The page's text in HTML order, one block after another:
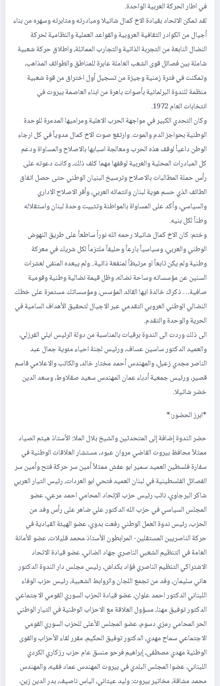
في اطار الحركة العربية الواحدة.
لقد تمكن الاتحاد بقيادة الاخ كمال شاتيلا ومبادرته ومثابرته وسهره من بناء
أجيال من الكوادر الثقافية العروبية والقواعد العملية والنظامية لحركة
النضال النابعة من التجربة الذاتية والتجارب المماثلة، واطلاق حركة شعبية
شاملة بين فصائل قوى الشعب العاملة عابرة للمناطق والطوائف المذاهب،
وتمكنت في فترة زمنية وجيزة من تسجيل أول اختراق من قوة شعبية
منظمة للندوة البرلمانية بأصوات باهرة من ابناء العاصمة بيروت في
انتخابات العام 1972.
وكان التحدي الكبير في مواجهة الحرب الاهلية ومراميها المدمرة للوحدة
الوطنية بحواجز الدم والموت. وارتفع صوت الاخ كمال مدوياً في كل ارجاء
الوطن داعياً لوقف هذه الحرب ومعالجة اسبابها بالاصلاح والمساواة ودعم
كل المبادرات المحلية والعربية لوقفها مهما كلف ذلك، وكانت دعوته على
رأس حملة المطالبات بالاصلاح وترسيخ البنيان الوطني حتى حصل اتفاق
الطائف الذي حسم هوية لبنان وانتمائه العربي، وأقر الاصلاح الاداري
والسياسي، وأكد على المساواة بالمواطنة وتثبيت وحدة لبنان واستقلاله
وطناً لكل بنيه.
وختم: كان الاخ كمال شاتيلا رحمه الله نوراً ساطعاً على طريق النهوض
الوطني والعربي، وسياسياً بارعاً وحليفاً ملتزماً لكل شريك في معركة
وطنية ولم يكن تابعاً او مرتبطاً لمنفعة ذاتية.. ولم يبعده المنفى لعشرات
السنين عن مؤسساته وساحة نضاله، وظل قيمة نضالية وطنية وقومية
صافية… ذكراك خالدة ايها القائد المؤسس، ومؤسساتك مستمرة على خطك
النضالي الوطني العروبي التقدمي عبر الاجيال لتحقيق الأهداف السامية في
الحرية والوحدة والتقدم.
الى ذلك وردت الى الندوة برقيات بالمناسبة من دولة الرئيس ايلي الفرزلي،
والعميد الدكتور ساسين عساف، ورئيس لجنة احياء مئوية جمال عبد
الناصر مجدي زعبل، والمهندس أحمد مختار خالد، والكاتب والاعلامي قاسم
قصير، ورئيس جمعية أدباء عمان المهندس سعيد صقلاوط، وسعد الدين
خضر شاتيلا.
*ابرز الحضور:*
حضر الندوة إضافة إلى المتحدثين والشيخ بلال الملا: الأستاذ هيثم الصياد
ممثلاً محافظ بيروت القاضي مروان عبود، مستشار العلاقات الوطنية في
سفارة فلسطين العميد سمير ابو عفش ممثلاً أمين سر حركة فتح وأمين سر
الفصائل الفلسطينية في لبنان العميد فتحي ابو العردات، رئيس التيار العربي
شاكر البرجاوي، نائب رئيس حزب الإتحاد المحامي احمد مرعي، عضو
المجلس السياسي في حزب الله الدكتور علي ضاهر على رأس وفد من
الحزب، رئيس ندوة العمل الوطني رفعت بدوي، عضو الهيئة القيادية في
حركة الناصريين المستقلين- المرابطون الأستاذ محمد قليلات، عضو الأمانة
العامة في التنظيم الشعبي الناصري جهاد الضاني، عضو قيادة الاتحاد
الاشتراكي التنظيم الناصري فؤاد بكداش، رئيس مجلس دار الندوة الدكتور
هاني سليمان، وفد من تجمع اللجان والروابط الشعبية، رئيس حزب الوفاء
اللبناني الدكتور احمد علوان، عضو قيادة الحزب السوري القومي الاجتماعي
الدكتور توفيق مهنا، مسؤول العلاقة مع الاحزاب الوطنية في التيار الوطني
الحر المحامي رمزي دسوم، عضو المجلس الأعلى للحزب السوري القومي
الاجتماعي سماح مهدي، الدكتور توفيق الحكيم، مقرر لقاء الأحزاب والقوى
الوطنية مهدي مصطفى، إبراهيم فرحو منسق عام حزب رزكاري الكردي
اللبناني، عضوا المجلس البلدي في بيروت المهندس عماد فقيه، والمهندس
محمد مشاقة، مخاتير بيروت: وليد عيتاني، الياس ناصيف، بدر الدين زين،